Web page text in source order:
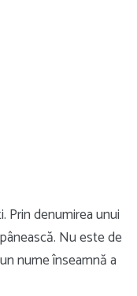
Prin denumirea unui
Nu este de
nume înseamnă a